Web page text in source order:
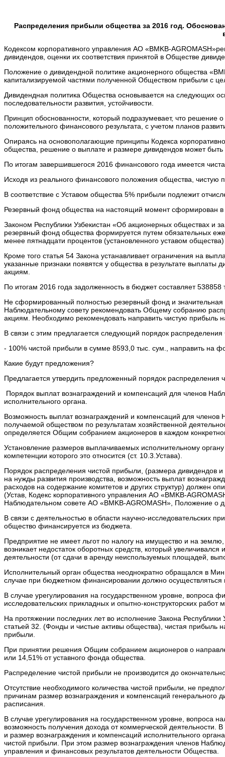
Распределения прибыли общества за 2016 год.
Кодексом корпоративного управления АО «BMKB-
дивидендов, оценки их соответствия принятой в Обществе
Положение о дивидендной политике акционерного общества
капитализируемой частями полученной Обществом прибыли с
Дивидендная политика Общества основывается на следующих
последовательности развития, устойчивости.
Принцип обоснованности, который подразумевает, что
положительного финансового результата, с учетом планов
Опираясь на основополагающие принципы Кодекса
общества, решение о выплате и размере дивидендов может быть
По итогам завершившегося 2016 финансового года имеется
Исходя из реального финансового положения общества,
В соответствие с Уставом общества 5% прибыли подлежит
Резервный фонд общества на настоящий момент сформирован в
Законом Республики Узбекистан «Об акционерных обществах и
резервный фонд общества формируется путем обязательных
менее пятнадцати процентов (установленного уставом
Кроме того статья 54 Закона устанавливает ограничения на
указанные признаки появятся у общества в результате
акциям.
По итогам 2016 года задолженность в бюджет составляет
Не сформированный полностью резервный фонд и
Наблюдательному совету рекомендовать Общему собранию
акциям. Необходимо рекомендовать направить чистую прибыль
В связи с этим предлагается следующий порядок
- 100% чистой прибыли в сумме 8593,0 тыс. сум., направить на
Какие будут предложения?
Предлагается утвердить предложенный порядок
Порядок выплат вознаграждений и компенсаций для членов
исполнительного органа.
Возможность выплат вознаграждений и компенсаций для членов
получаемой обществом по результатам хозяйственной
определяется Общим собранием акционеров в каждом
Установление размеров выплачиваемых исполнительному
компетенции которого это относится (ст. 10.3.Устава).
Порядок распределения чистой прибыли, (размера дивидендов
на нужды развития производства, возможность выплат
расходов на содержание комитетов и других структур) должен
(Устав, Кодекс корпоративного управления АО «BMKB-
Наблюдательном совете АО «BMKB-AGROMASH», Положение о
В связи с деятельностью в области научно-исследовательских
общество финансируется из бюджета.
Предприятие не имеет льгот по налогу на имущество и на
возникает недостаток оборотных средств, который
деятельности (от сдачи в аренду неиспользуемых площадей,
Исполнительный орган общества неоднократно обращался в
случае при бюджетном финансировании должно
В случае урегулирования на государственном уровне, вопроса
исследовательских прикладных и опытно-конструкторских
На протяжении последних лет во исполнение Закона
статьей 32. (Фонды и чистые активы общества), чистая прибыль
прибыли.
При принятии решения Общим собранием акционеров о
или 14,51% от уставного фонда общества.
Распределение чистой прибыли не производится до
Отсутствие необходимого количества чистой прибыли, не
причинам размер вознаграждения и компенсаций генерального
расписания.
В случае урегулирования на государственном уровне, вопроса
возможность получения дохода от коммерческой деятельности.
и размер вознаграждения и компенсаций исполнительного
чистой прибыли. При этом размер вознаграждения членов
управления и финансовых результатов деятельности Общества.